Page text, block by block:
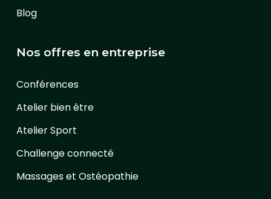
Blog
Nos offres en entreprise
Conférences
Atelier bien être
Atelier Sport
Challenge connecté
Massages et Ostéopathie